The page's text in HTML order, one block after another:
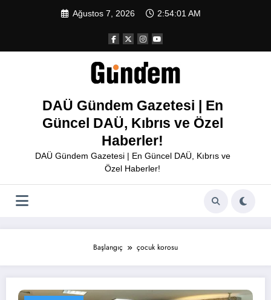
Ağustos 7, 2026 2:54:01 AM
DAÜ Gündem Gazetesi | En
Güncel DAÜ, Kıbrıs ve Özel
Haberler!
DAÜ Gündem Gazetesi | En Güncel DAÜ, Kıbrıs ve
Özel Haberler!
Başlangıç çocuk korosu